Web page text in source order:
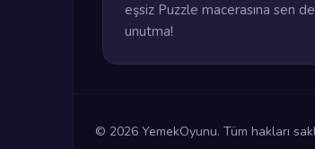
eşsiz Puzzle macerasına sen
unutma!
© 2026 YemekOyunu. Tüm hakları